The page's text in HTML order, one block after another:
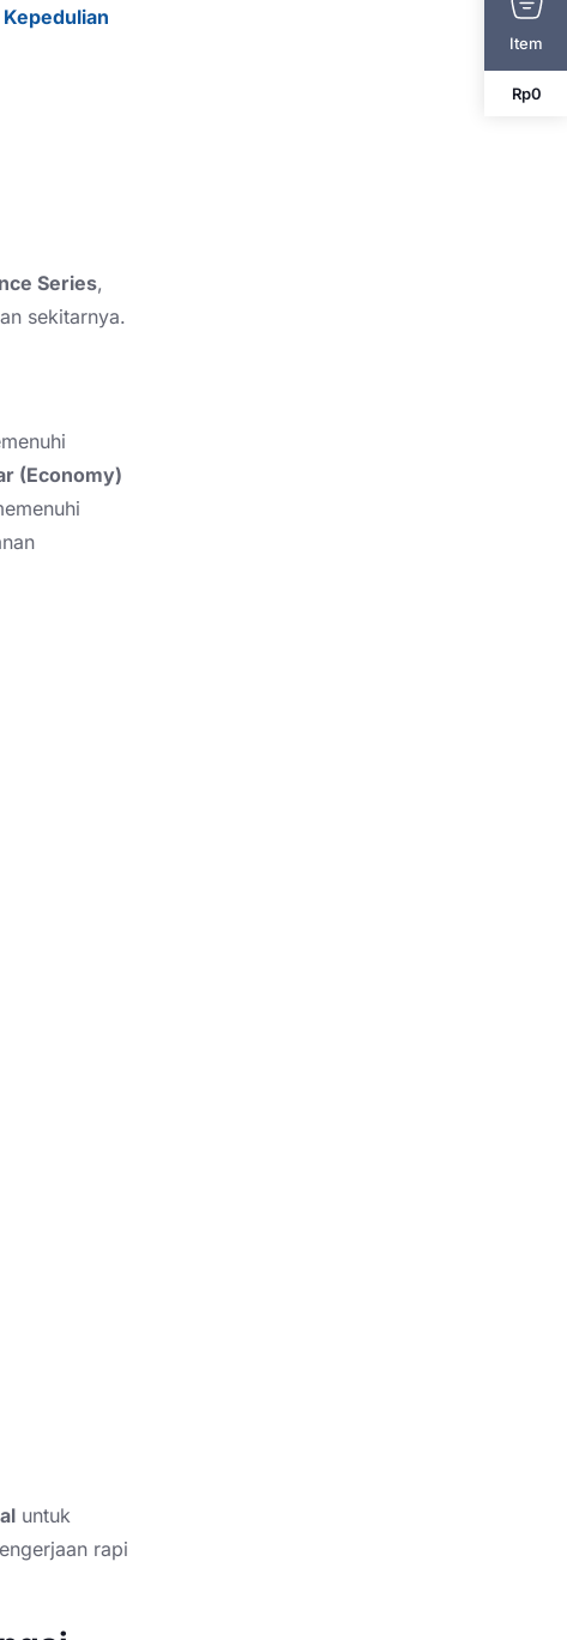
Series,
sekitarnya.
(Economy)
untuk
rapi
Item
Rp0